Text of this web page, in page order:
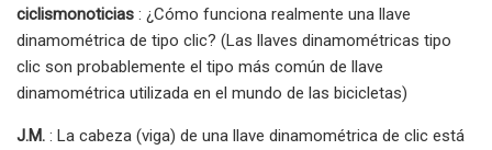
ciclismonoticias : ¿Cómo funciona realmente una llave
dinamométrica de tipo clic? (Las llaves dinamométricas tipo
clic son probablemente el tipo más común de llave
dinamométrica utilizada en el mundo de las bicicletas)
J.M. : La cabeza (viga) de una llave dinamométrica de clic está